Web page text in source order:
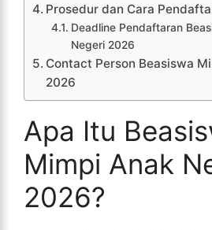
Prosedur dan Cara
Deadline Pendaftaran
Negeri 2026
Contact Person Beasiswa
2026
Apa Itu
Mimpi Anak
2026?